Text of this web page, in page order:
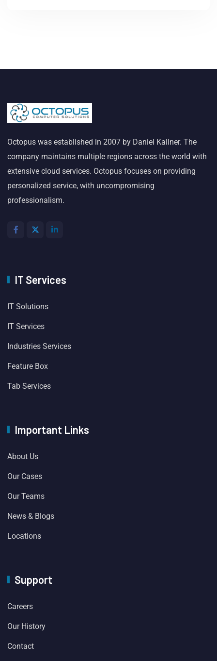
Octopus was established in 2007 by Daniel Kallner. The
company maintains multiple regions across the world with
extensive cloud services. Octopus focuses on providing
personalized service, with uncompromising
professionalism.
IT Services
IT Solutions
IT Services
Industries Services
Feature Box
Tab Services
Important Links
About Us
Our Cases
Our Teams
News & Blogs
Locations
Support
Careers
Our History
Contact